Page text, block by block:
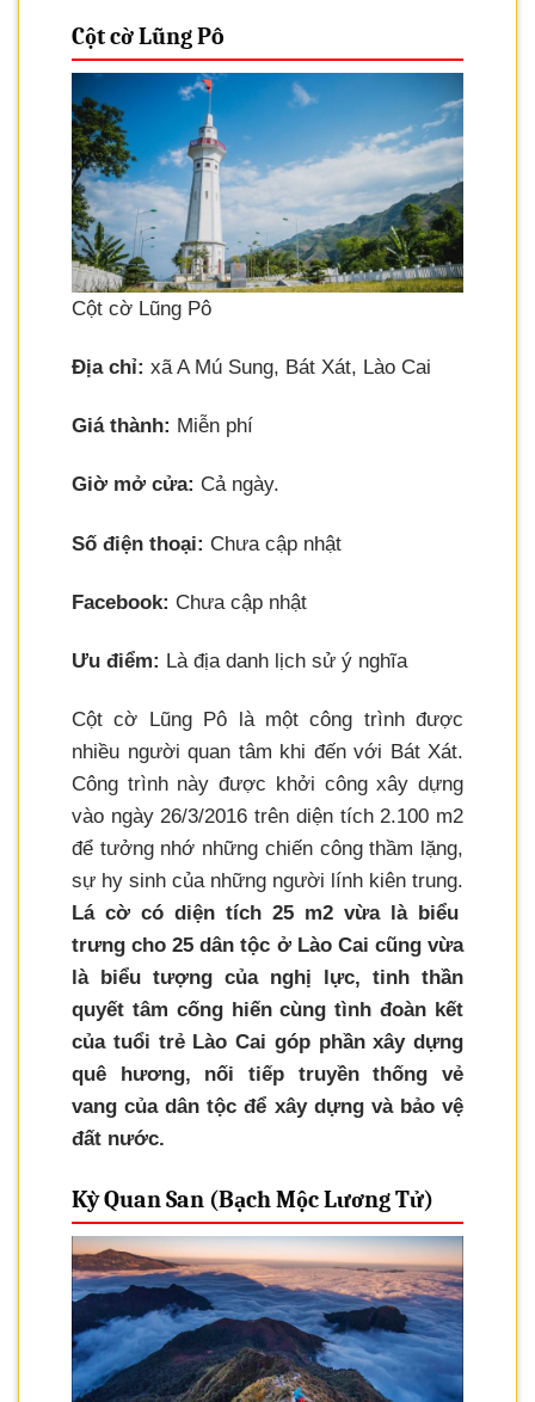
Cột cờ Lũng Pô
Cột cờ Lũng Pô
Địa chỉ: xã A Mú Sung, Bát Xát, Lào Cai
Giá thành: Miễn phí
Giờ mở cửa: Cả ngày.
Số điện thoại: Chưa cập nhật
Facebook: Chưa cập nhật
Ưu điểm: Là địa danh lịch sử ý nghĩa
Cột cờ Lũng Pô là một công trình được
nhiều người quan tâm khi đến với Bát Xát.
Công trình này được khởi công xây dựng
vào ngày 26/3/2016 trên diện tích 2.100 m2
để tưởng nhớ những chiến công thầm lặng,
sự hy sinh của những người lính kiên trung.
Lá cờ có diện tích 25 m2 vừa là biểu
trưng cho 25 dân tộc ở Lào Cai cũng vừa
là biểu tượng của nghị lực, tinh thần
quyết tâm cống hiến cùng tình đoàn kết
của tuổi trẻ Lào Cai góp phần xây dựng
quê hương, nối tiếp truyền thống vẻ
vang của dân tộc để xây dựng và bảo vệ
đất nước.
Kỳ Quan San (Bạch Mộc Lương Tử)